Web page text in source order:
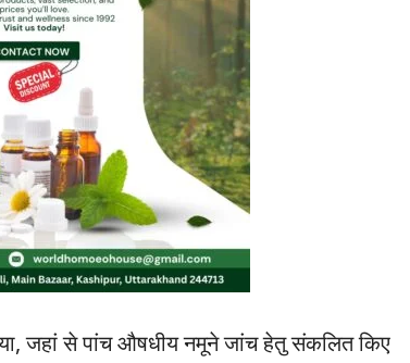
जहां से पांच औषधीय नमूने जांच हेतु संकलित किए